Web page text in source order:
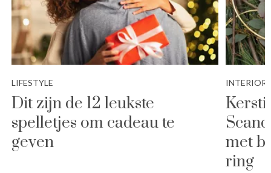
LIFESTYLE
Dit zijn de 12 leukste
spelletjes om cadeau te
geven
INTERIOR
met
ring